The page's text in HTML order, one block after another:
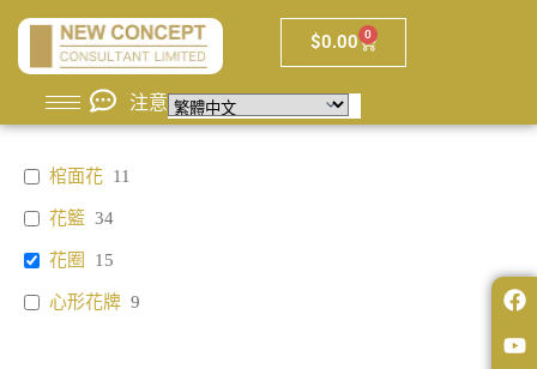
$0.00 0
注意
棺面花 11
花籃 34
花圈 15
心形花牌 9